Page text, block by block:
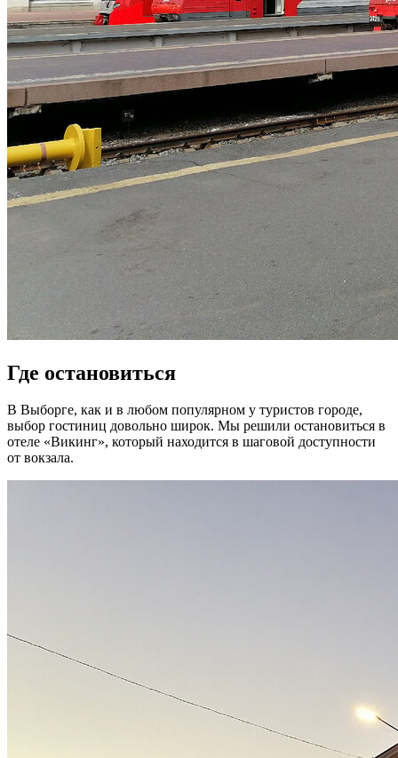
Где остановиться
В Выборге, как и в любом популярном у туристов городе,
выбор гостиниц довольно широк. Мы решили остановиться в
отеле «Викинг», который находится в шаговой доступности
от вокзала.